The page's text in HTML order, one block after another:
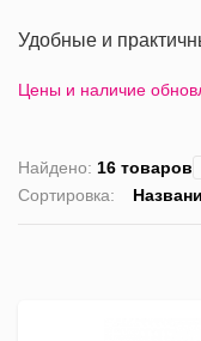
Удобные и
Цены и наличие
Найдено: 16 товаров
Сортировка: